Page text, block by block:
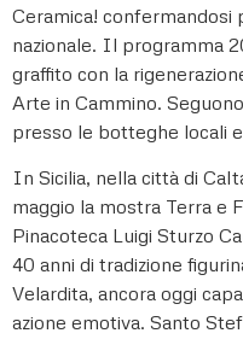
Ceramica! confermandosi
nazionale. Il programma
graffito con la
Arte in Cammino.
presso le botteghe locali
In Sicilia, nella città di
maggio la mostra Terra e
Pinacoteca Luigi Sturzo
40 anni di tradizione
Velardita, ancora oggi
azione emotiva. Santo